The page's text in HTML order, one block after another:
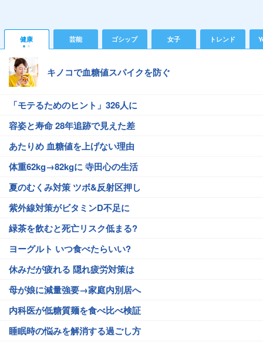
健康 芸能 ゴシップ 女子 トレンド
キノコで血糖値スパイクを防ぐ
「モテるためのヒント」326人に
容姿と寿命 28年追跡で見えた差
あたりめ 血糖値を上げない理由
体重62kg→82kgに 寺田心の生活
夏のむくみ対策 ツボ&反射区押し
紫外線対策がビタミンD不足に
緑茶を飲むと死亡リスク低まる?
ヨーグルト いつ食べたらいい?
休みだが疲れる 隠れ疲労対策は
母が娘に減量強要→家庭内別居へ
内科医が低糖質麺を食べ比べ検証
睡眠時の悩みを解消する過ごし方